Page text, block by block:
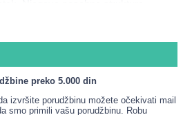
dok istovremeno pruža
korišćenja
i javne toalete
preko 5.000 din
izvršite porudžbinu možete očekivati mail
smo primili vašu porudžbinu. Robu